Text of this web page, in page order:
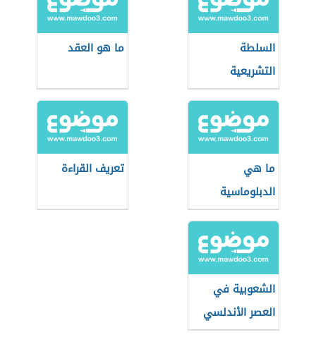
السلطة
التشريعية
ما هو العقد
ما هي
الدبلوماسية
تعريف القراءة
الشعوبية في
العصر الأندلسي